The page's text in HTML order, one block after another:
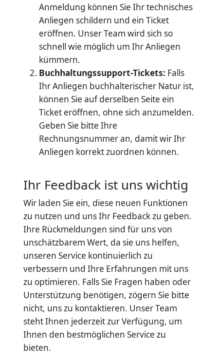
Anmeldung können Sie Ihr technisches
Anliegen schildern und ein Ticket
eröffnen. Unser Team wird sich so
schnell wie möglich um Ihr Anliegen
kümmern.
Buchhaltungssupport-Tickets: Falls
Ihr Anliegen buchhalterischer Natur ist,
können Sie auf derselben Seite ein
Ticket eröffnen, ohne sich anzumelden.
Geben Sie bitte Ihre
Rechnungsnummer an, damit wir Ihr
Anliegen korrekt zuordnen können.
Ihr Feedback ist uns wichtig
Wir laden Sie ein, diese neuen Funktionen
zu nutzen und uns Ihr Feedback zu geben.
Ihre Rückmeldungen sind für uns von
unschätzbarem Wert, da sie uns helfen,
unseren Service kontinuierlich zu
verbessern und Ihre Erfahrungen mit uns
zu optimieren. Falls Sie Fragen haben oder
Unterstützung benötigen, zögern Sie bitte
nicht, uns zu kontaktieren. Unser Team
steht Ihnen jederzeit zur Verfügung, um
Ihnen den bestmöglichen Service zu
bieten.